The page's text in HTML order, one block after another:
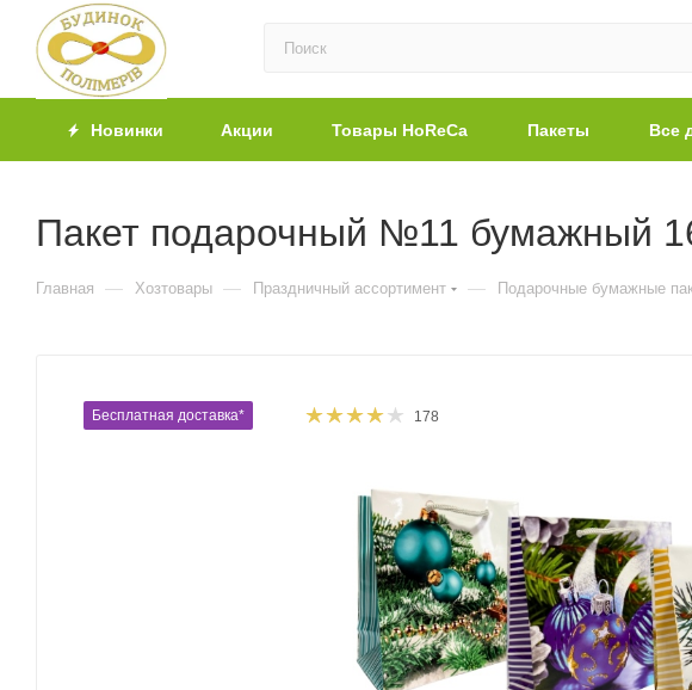
Новинки Акции Товары HoReCa Пакеты Все
Пакет подарочный №11 бумажный
Главная — Хозтовары — Праздничный ассортимент — Подарочные бумажные
Бесплатная доставка* 178